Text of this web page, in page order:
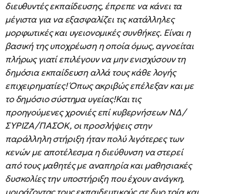
διευθυντές εκπαίδευσης, έπρεπε να κάνει τα
μέγιστα για να εξασφαλίζει τις κατάλληλες
μορφωτικές και υγειονομικές συνθήκες. Είναι η
βασική της υποχρέωση η οποία όμως, αγνοείται
πλήρως γιατί επιλέγουν να μην ενισχύσουν τη
δημόσια εκπαίδευση αλλά τους κάθε λογής
επιχειρηματίες! Όπως ακριβώς επέλεξαν και με
το δημόσιο σύστημα υγείας!Και τις
προηγούμενες χρονιές επί κυβερνήσεων ΝΔ/
ΣΥΡΙΖΑ/ΠΑΣΟΚ, οι προσλήψεις στην
παράλληλη στήριξη ήταν πολύ λιγότερες των
κενών με αποτέλεσμα η διεύθυνση να στερεί
από τους μαθητές με αναπηρία και μαθησιακές
δυσκολίες την υποστήριξη που έχουν ανάγκη,